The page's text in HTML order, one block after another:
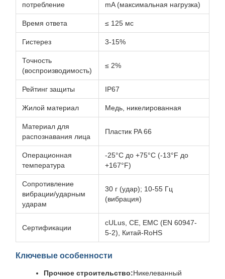
потребление mA (максимальная нагрузка)
Время ответа ≤ 125 мс
Гистерез 3-15%
Точность
(воспроизводимость)
≤ 2%
Рейтинг защиты IP67
Жилой материал Медь, никелированная
Материал для
распознавания лица
Пластик PA 66
Операционная
температура
-25°C до +75°C (-13°F до
+167°F)
Сопротивление
вибрации/ударным
ударам
30 г (удар); 10-55 Гц
(вибрация)
Сертификации
cULus, CE, EMC (EN 60947-
5-2), Китай-RoHS
Ключевые особенности
Прочное строительство:Никелеванный